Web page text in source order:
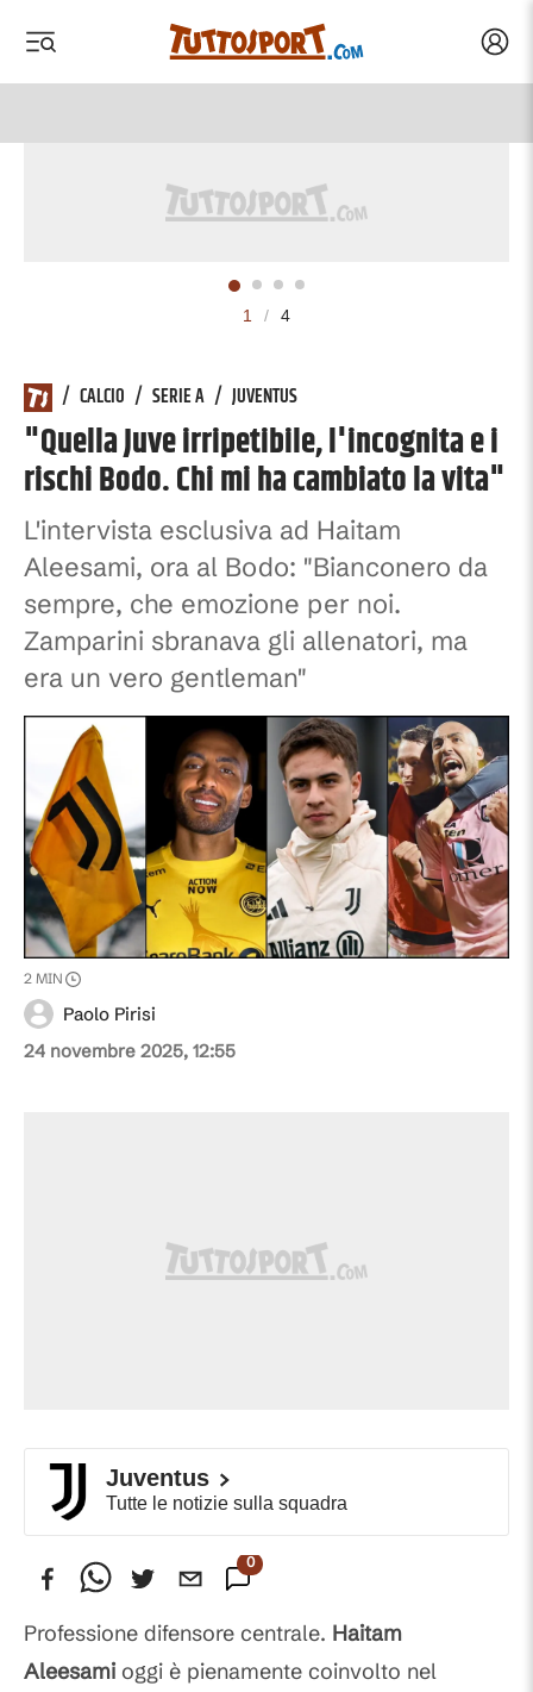
1 / 4
/ CALCIO / SERIE A / JUVENTUS
"Quella Juve irripetibile, l'incognita e i
rischi Bodo. Chi mi ha cambiato la vita"
L'intervista esclusiva ad Haitam
Aleesami, ora al Bodo: "Bianconero da
sempre, che emozione per noi.
Zamparini sbranava gli allenatori, ma
era un vero gentleman"
24 novembre 2025, 12:55
Paolo Pirisi
2 MIN
Juventus
Tutte le notizie sulla squadra
0
Professione difensore centrale. Haitam
Aleesami oggi è pienamente coinvolto nel